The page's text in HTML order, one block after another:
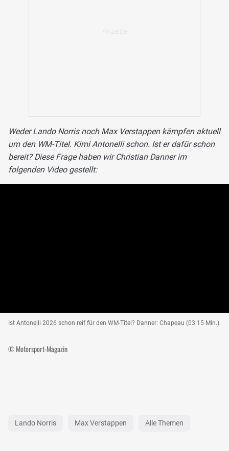
Weder Lando Norris noch Max Verstappen kämpfen aktuell
um den WM-Titel. Kimi Antonelli schon. Ist er dafür schon
bereit? Diese Frage haben wir Christian Danner im
folgenden Video gestellt:
Ist Antonelli 2026 schon reif für den WM-Titel? Danner: Chapeau (03:15 Min.)
© Motorsport-Magazin
Lando Norris Max Verstappen Alle Themen